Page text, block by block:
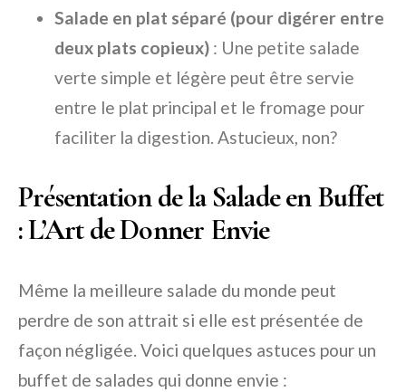
Salade en plat séparé (pour digérer entre
deux plats copieux) : Une petite salade
verte simple et légère peut être servie
entre le plat principal et le fromage pour
faciliter la digestion. Astucieux, non?
Présentation de la Salade en Buffet
: L’Art de Donner Envie
Même la meilleure salade du monde peut
perdre de son attrait si elle est présentée de
façon négligée. Voici quelques astuces pour un
buffet de salades qui donne envie :